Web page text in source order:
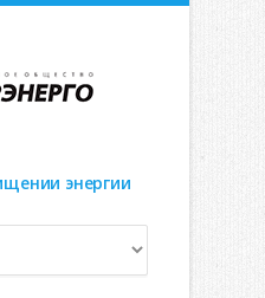
энергии